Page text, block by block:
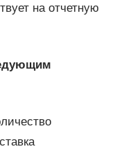
на отчетную